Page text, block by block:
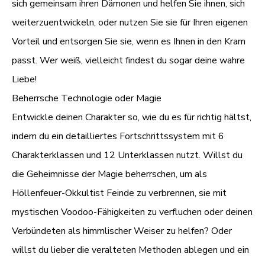
sich gemeinsam ihren Dämonen und helfen Sie ihnen, sich
weiterzuentwickeln, oder nutzen Sie sie für Ihren eigenen
Vorteil und entsorgen Sie sie, wenn es Ihnen in den Kram
passt. Wer weiß, vielleicht findest du sogar deine wahre
Liebe!
Beherrsche Technologie oder Magie
Entwickle deinen Charakter so, wie du es für richtig hältst,
indem du ein detailliertes Fortschrittssystem mit 6
Charakterklassen und 12 Unterklassen nutzt. Willst du
die Geheimnisse der Magie beherrschen, um als
Höllenfeuer-Okkultist Feinde zu verbrennen, sie mit
mystischen Voodoo-Fähigkeiten zu verfluchen oder deinen
Verbündeten als himmlischer Weiser zu helfen? Oder
willst du lieber die veralteten Methoden ablegen und ein